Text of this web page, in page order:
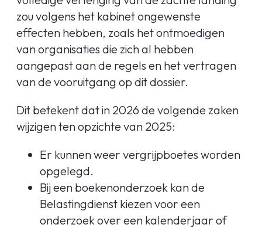
zou volgens het kabinet ongewenste
effecten hebben, zoals het ontmoedigen
van organisaties die zich al hebben
aangepast aan de regels en het vertragen
van de vooruitgang op dit dossier.
Dit betekent dat in 2026 de volgende zaken
wijzigen ten opzichte van 2025:
Er kunnen weer vergrijpboetes worden
opgelegd.
Bij een boekenonderzoek kan de
Belastingdienst kiezen voor een
onderzoek over een kalenderjaar of